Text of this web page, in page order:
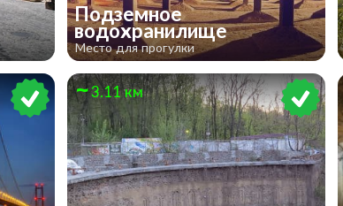
Подземное
водохранилище
Место для прогулки
3.11 км